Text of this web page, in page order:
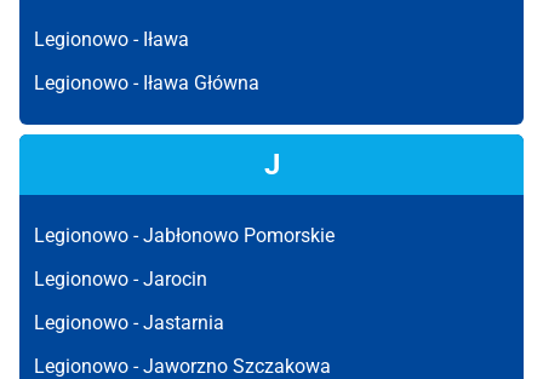
Legionowo - Iława
Legionowo - Iława Główna
J
Legionowo -Jabłonowo Pomorskie
Legionowo -Jarocin
Legionowo -Jastarnia
Legionowo -Jaworzno Szczakowa